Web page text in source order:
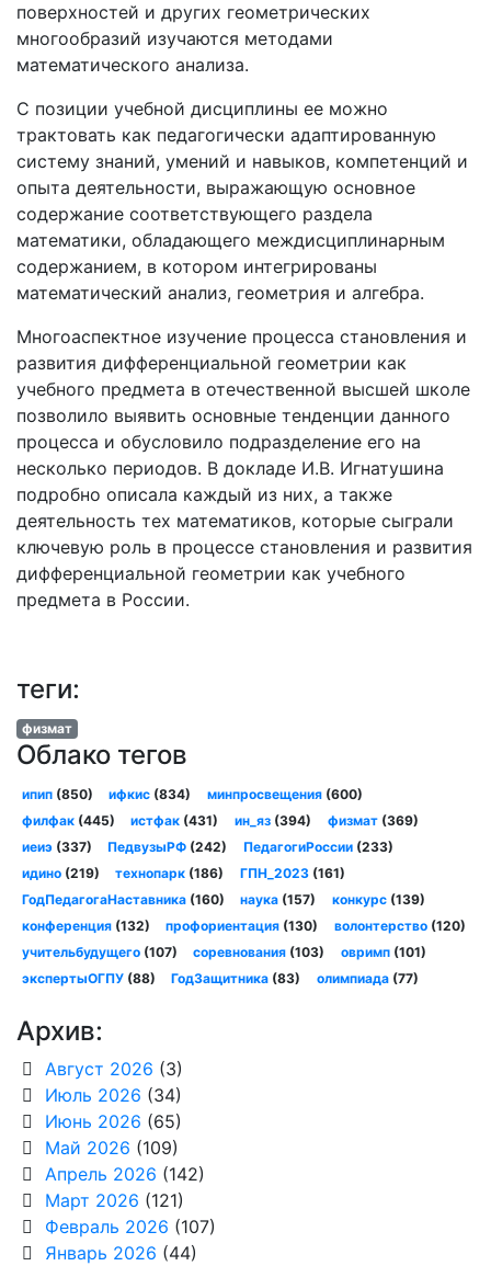
поверхностей и других геометрических
многообразий изучаются методами
математического анализа.
С позиции учебной дисциплины ее можно
трактовать как педагогически адаптированную
систему знаний, умений и навыков, компетенций и
опыта деятельности, выражающую основное
содержание соответствующего раздела
математики, обладающего междисциплинарным
содержанием, в котором интегрированы
математический анализ, геометрия и алгебра.
Многоаспектное изучение процесса становления и
развития дифференциальной геометрии как
учебного предмета в отечественной высшей школе
позволило выявить основные тенденции данного
процесса и обусловило подразделение его на
несколько периодов. В докладе И.В. Игнатушина
подробно описала каждый из них, а также
деятельность тех математиков, которые сыграли
ключевую роль в процессе становления и развития
дифференциальной геометрии как учебного
предмета в России.
теги:
физмат
Облако тегов
ипип(850) ифкис (834) минпросвещения(600)
филфак(445) истфак (431) ин_яз(394) физмат(369)
иеиэ(337) ПедвузыРФ (242) ПедагогиРоссии(233)
идино(219) технопарк (186) ГПН_2023(161)
ГодПедагогаНаставника(160) наука (157) конкурс(139)
конференция(132) профориентация (130) волонтерство(120)
учительбудущего(107) соревнования (103) овримп(101)
экспертыОГПУ(88) ГодЗащитника (83) олимпиада(77)
Архив:
Август 2026 (3)
Июль 2026 (34)
Июнь 2026 (65)
Май 2026 (109)
Апрель 2026 (142)
Март 2026 (121)
Февраль 2026 (107)
Январь 2026 (44)